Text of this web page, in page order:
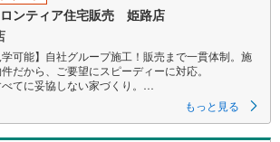
ンティア住宅販売 姫路店
学可能】自社グループ施工！販売まで一貫体制。施
だから、ご要望にスピーディーに対応。
てに妥協しない家づくり。
売価格で「理想」を諦めない住まい～
もっと見る